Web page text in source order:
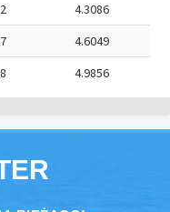
4.3086
4.6049
4.9856